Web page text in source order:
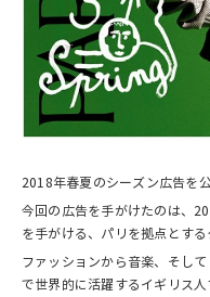
2018年春夏のシーズン広告を
今回の広告を手がけたのは、
を手がける、パリを拠点とす
ファッションから音楽、そし
で世界的に活躍するイギリス